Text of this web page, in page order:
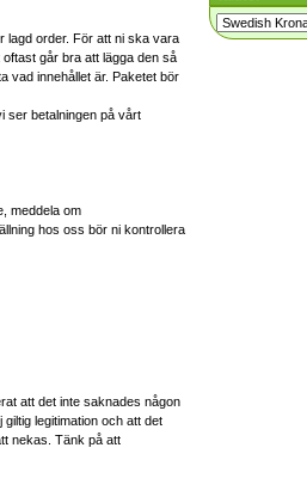
lagd order. För att ni ska vara
går bra att lägga den så
vad innehållet är. Paketet bör
ser betalningen på vårt
meddela om
hos oss bör ni kontrollera
att det inte saknades någon
legitimation och att det
nekas. Tänk på att